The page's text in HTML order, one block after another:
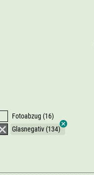
Fotoabzug (16)
Glasnegativ (134)